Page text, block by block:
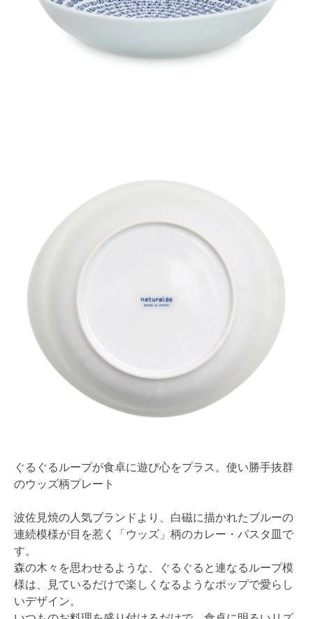
ぐるぐるループが食卓に遊び心をプラス。使い勝手抜群
のウッズ柄プレート
波佐見焼の人気ブランドより、白磁に描かれたブルーの
連続模様が目を惹く「ウッズ」柄のカレー・パスタ皿で
す。
森の木々を思わせるような、ぐるぐると連なるループ模
様は、見ているだけで楽しくなるようなポップで愛らし
いデザイン。